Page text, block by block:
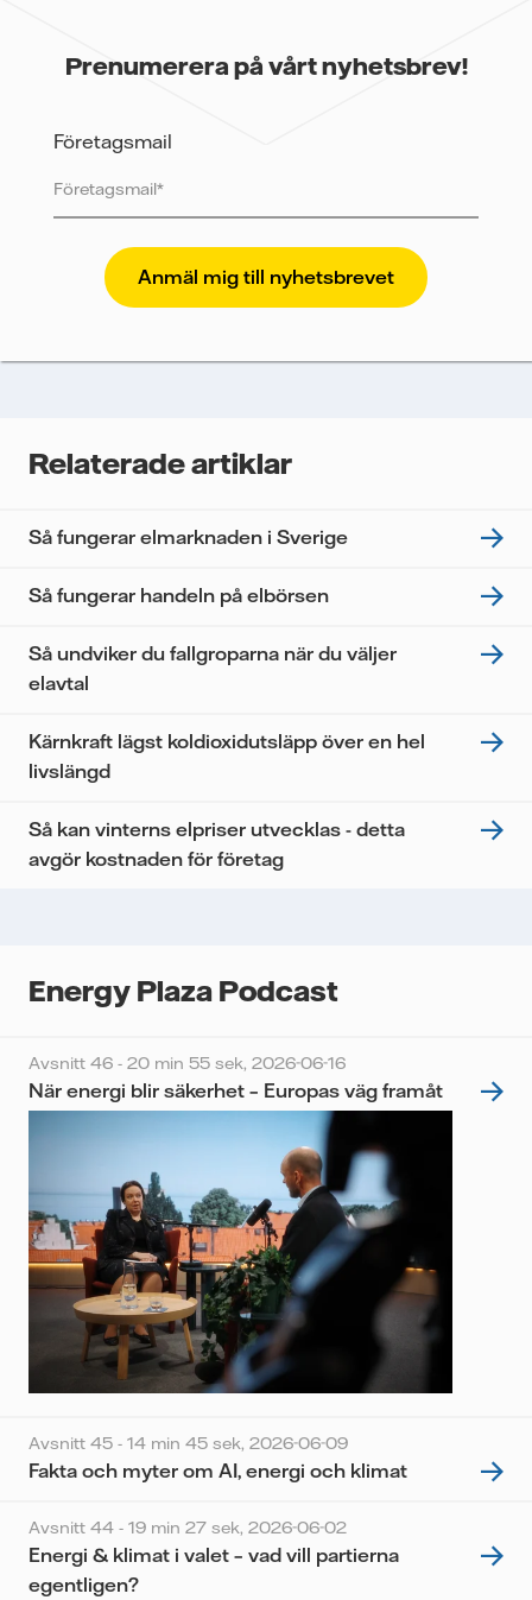
Prenumerera på vårt nyhetsbrev!
Företagsmail
Vattenfall skyddar och respekterar din integritet. För
att Vattenfalls storföretagsförsäljning ska kunna
skicka nyhetsbrevet till dig, behöver vi dina uppgifter.
analysera deras prestanda, inklusive
tredje part, och du kan när som helst återkalla ditt
personuppgifter.
Jag samtycker till att Vattenfall behandlar mina
nyhetsbrevet.*
Relaterade artiklar
Så fungerar elmarknaden i Sverige
Så fungerar handeln på elbörsen
Så undviker du fallgroparna när du väljer
elavtal
Kärnkraft lägst koldioxidutsläpp över en hel
livslängd
Så kan vinterns elpriser utvecklas - detta
avgör kostnaden för företag
Energy Plaza Podcast
Avsnitt 46 - 20 min 55 sek, 2026-06-16
När energi blir säkerhet – Europas väg framåt
Avsnitt 45 - 14 min 45 sek, 2026-06-09
Fakta och myter om AI, energi och klimat
Avsnitt 44 - 19 min 27 sek, 2026-06-02
Energi & klimat i valet – vad vill partierna
egentligen?